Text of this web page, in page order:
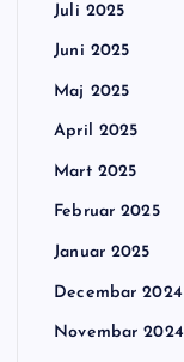
Juli 2025
Juni 2025
Maj 2025
April 2025
Mart 2025
Februar 2025
Januar 2025
Decembar 2024
Novembar 2024